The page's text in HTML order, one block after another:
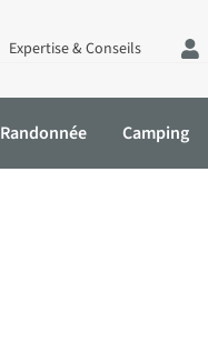
Expertise & Conseils
Randonnée Camping